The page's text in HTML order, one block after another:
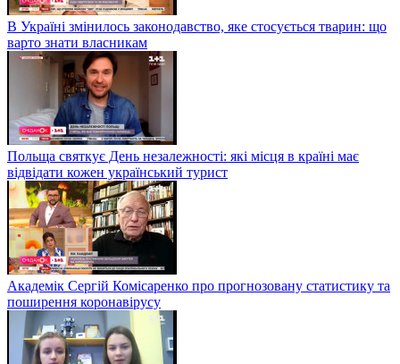
В Україні змінилось законодавство, яке стосується тварин: що
варто знати власникам
Польща святкує День незалежності: які місця в країні має
відвідати кожен український турист
Академік Сергій Комісаренко про прогнозовану статистику та
поширення коронавірусу